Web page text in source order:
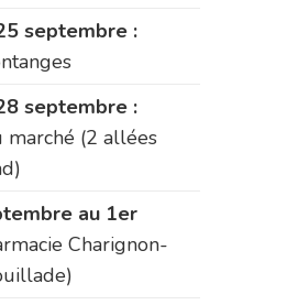
septembre :
septembre :
marché (2 allées
au 1er
Charignon-